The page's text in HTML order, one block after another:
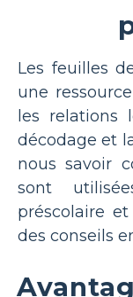
Les feuilles
une
les relations
décodage et
nous savoir
sont
préscolaire
des conseils